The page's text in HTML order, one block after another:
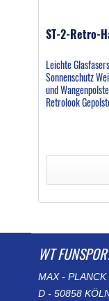
ST-2-Retro-
Leichte
Sonnenschutz
und
Retrolook
WT
MAX -
D - 50858